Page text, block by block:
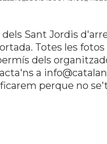
Sant Jordis
Totes les
dels
a
perque no